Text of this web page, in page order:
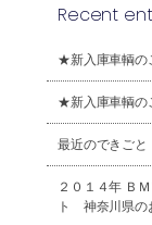
Recent
★新入庫車輌
★新入庫車輌
最近のできごと
２０１４年 Ｂ
ト 神奈川県の